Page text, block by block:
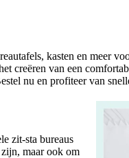
kasten en meer
creëren van een
nu en profiteer van
zit-sta bureaus
maar ook om